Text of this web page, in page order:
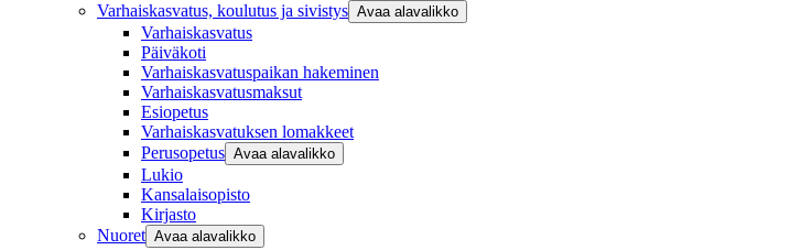
Varhaiskasvatus, koulutus ja sivistys Avaa alavalikko
Varhaiskasvatus
Päiväkoti
Varhaiskasvatuspaikan hakeminen
Varhaiskasvatusmaksut
Esiopetus
Varhaiskasvatuksen lomakkeet
Perusopetus Avaa alavalikko
Lukio
Kansalaisopisto
Kirjasto
Nuoret Avaa alavalikko